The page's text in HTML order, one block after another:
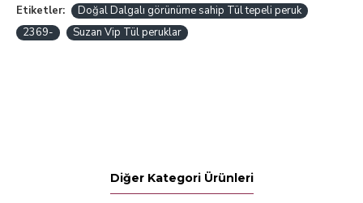
Etiketler:
Doğal Dalgalı görünüme sahip Tül tepeli peruk
2369-
Suzan Vip Tül peruklar
Diğer Kategori Ürünleri